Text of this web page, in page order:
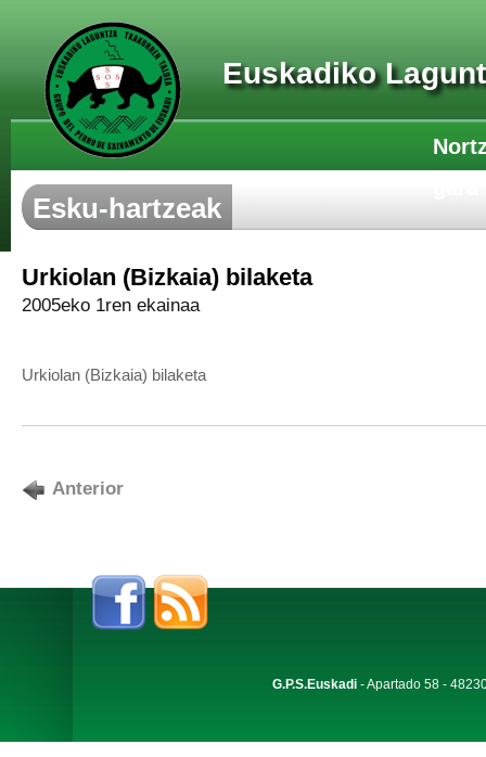
Euskadiko
Esku-hartzeak
Urkiolan (Bizkaia) bilaketa
2005eko 1ren ekainaa
Urkiolan (Bizkaia) bilaketa
Anterior
G.P.S.Euskadi- Apartado 58 -